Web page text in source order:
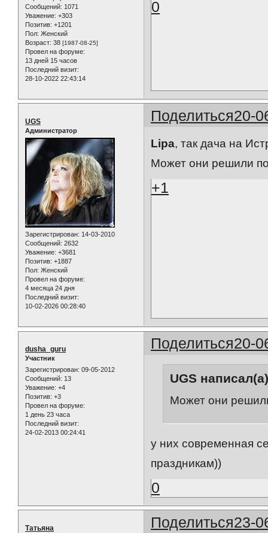
Сообщений: 1071
Уважение: +303
Позитив: +1201
Пол: Женский
Возраст: 38 [1987-08-25]
Провел на форуме:
13 дней 15 часов
Последний визит:
28-10-2022 22:43:14
0
Поделиться20-
UGS
Администратор
Зарегистрирован: 14-03-2010
Сообщений: 2632
Уважение: +3681
Позитив: +1887
Пол: Женский
Провел на форуме:
4 месяца 24 дня
Последний визит:
10-02-2026 00:28:40
Lipa, так дача на
Может они решили
+1
Поделиться20-
dusha_guru
Участник
Зарегистрирован: 09-05-2012
Сообщений: 13
Уважение: +4
Позитив: +3
Провел на форуме:
1 день 23 часа
Последний визит:
24-02-2013 00:24:41
UGS
Может они
у них современная
праздникам))
0
Поделиться23-
Татьяна